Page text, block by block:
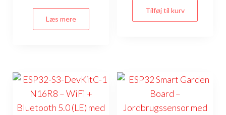
Læs mere
Tilføj til kurv